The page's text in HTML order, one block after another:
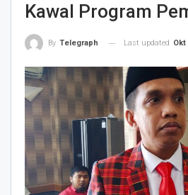
Kawal Program
By Telegraph Last updated Okt